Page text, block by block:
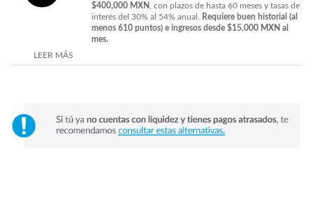
$400,000 MXN
, con plazos de hasta 60 meses y tasas de
interés del 30% al 54% anual.
Requiere buen historial (al
menos 610 puntos) e ingresos desde $15,000 MXN al
mes.
LEER MÁS